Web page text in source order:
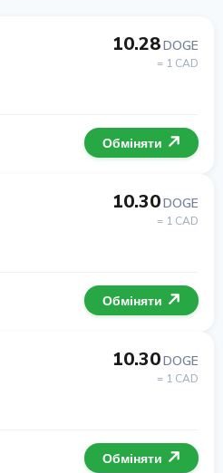
10.28DOGE
= 1 CAD
Обміняти
10.30DOGE
= 1 CAD
Обміняти
10.30DOGE
= 1 CAD
Обміняти